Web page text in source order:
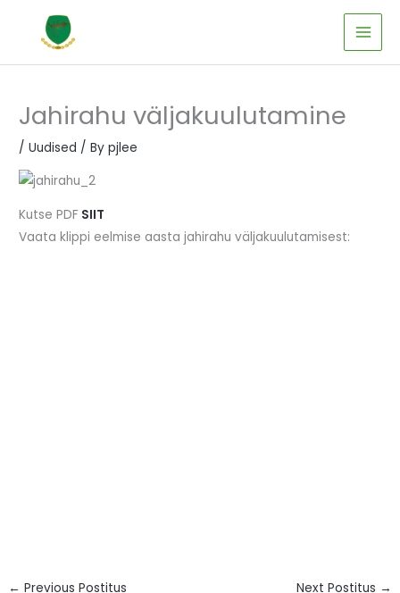
Jahirahu väljakuulutamine
/Uudised / Bypjlee
Kutse PDF SIIT
Vaata klippi eelmise aasta jahirahu väljakuulutamisest:
← Previous Postitus Next Postitus →